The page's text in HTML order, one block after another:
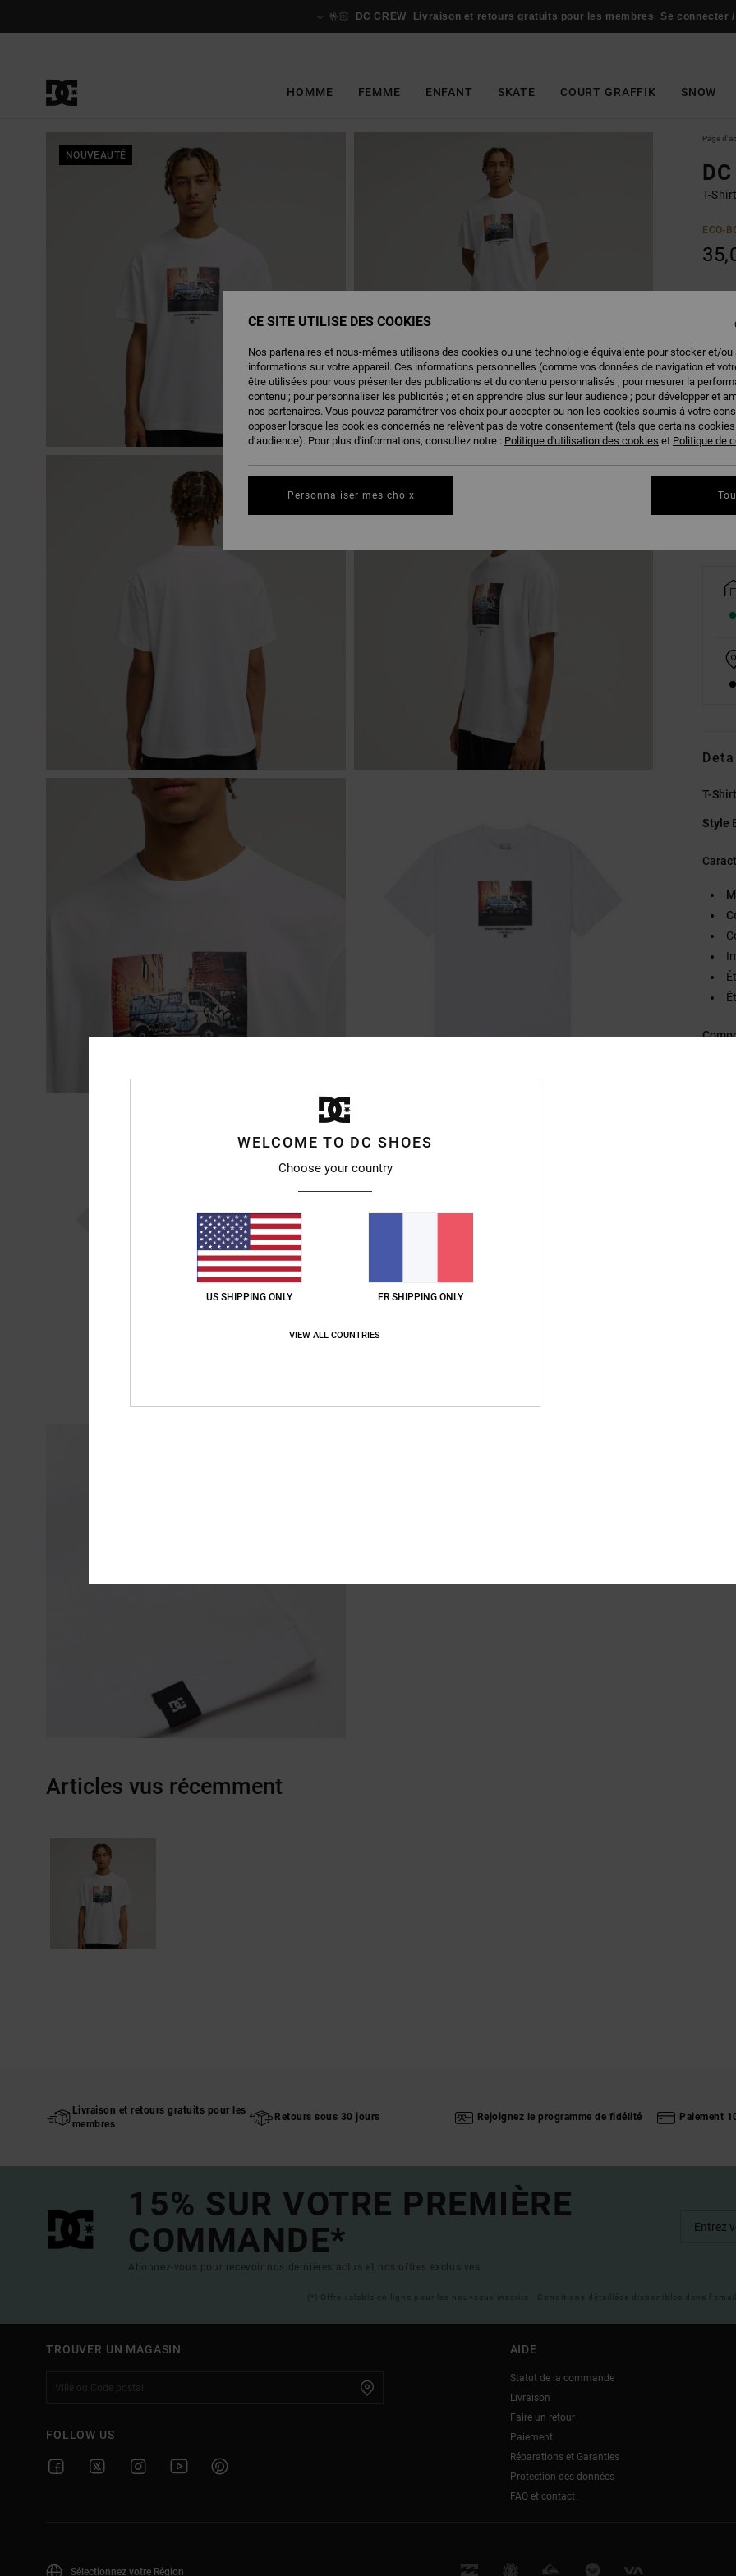
🤟🏻 DC CREW Livraison et retours gratuits pour les membres Se connecter
HOMME FEMME ENFANT SKATE COURT GRAFFIK SNOW
NOUVEAUTÉ
Page
T-
ECO-
XS
T-
Style
Articles vus récemment
Livraison et retours gratuits pour les
membres
Retours sous 30 jours Rejoignez le programme de fidélité Paiement
15% SUR VOTRE PREMIÈRE
COMMANDE*
Abonnez-vous pour recevoir nos dernières actus et nos offres exclusives.
(*) Offre valable en ligne pour les nouveaux inscrits - Conditions détaillées disponibles dans
TROUVER UN MAGASIN
FOLLOW US
AIDE
Statut de la commande
Livraison
Faire un retour
Paiement
Réparations et Garanties
Protection des données
FAQ et contact
Sélectionnez votre Région
WELCOME TO DC SHOES
Choose your country
US SHIPPING ONLY FR SHIPPING ONLY
VIEW ALL COUNTRIES
CE SITE UTILISE DES COOKIES
Nos partenaires et nous-mêmes utilisons des cookies ou une technologie équivalente pour stocker et/ou
informations sur votre appareil. Ces informations personnelles (comme vos données de navigation et
être utilisées pour vous présenter des publications et du contenu personnalisés ; pour mesurer la
contenu ; pour personnaliser les publicités ; et en apprendre plus sur leur audience ; pour développer et
nos partenaires. Vous pouvez paramétrer vos choix pour accepter ou non les cookies soumis à votre
opposer lorsque les cookies concernés ne relèvent pas de votre consentement (tels que certains
d’audience). Pour plus d'informations, consultez notre : Politique d'utilisation des cookies et Politique de
Personnaliser mes choix